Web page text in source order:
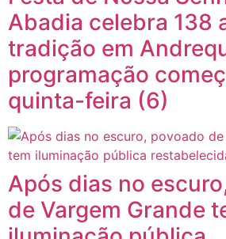
Abadia celebra 138
tradição em
programação
quinta-feira (6)
Após dias no
de Vargem Grande